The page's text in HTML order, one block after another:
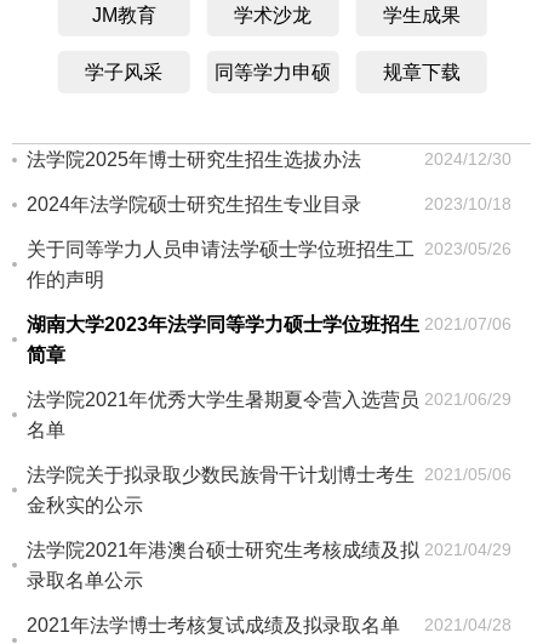
JM教育 学术沙龙 学生成果
学子风采 同等学力申硕 规章下载
法学院2025年博士研究生招生选拔办法 2024/12/30
2024年法学院硕士研究生招生专业目录 2023/10/18
关于同等学力人员申请法学硕士学位班招生工
作的声明
2023/05/26
湖南大学2023年法学同等学力硕士学位班招生
简章
2021/07/06
法学院2021年优秀大学生暑期夏令营入选营员
名单
2021/06/29
法学院关于拟录取少数民族骨干计划博士考生
金秋实的公示
2021/05/06
法学院2021年港澳台硕士研究生考核成绩及拟
录取名单公示
2021/04/29
2021年法学博士考核复试成绩及拟录取名单
2021/04/28